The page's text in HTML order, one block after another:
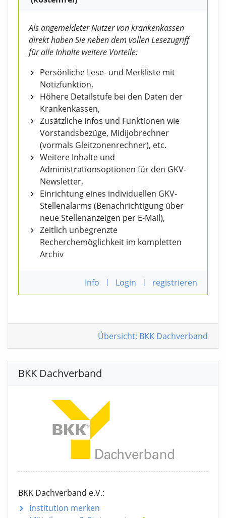
Als angemeldeter Nutzer von krankenkassen
direkt haben Sie neben dem vollen Lesezugriff
für alle Inhalte weitere Vorteile:
Persönliche Lese- und Merkliste mit
Notizfunktion,
Höhere Detailstufe bei den Daten der
Krankenkassen,
Zusätzliche Infos und Funktionen wie
Vorstandsbezüge, Midijobrechner
(vormals Gleitzonenrechner), etc.
Weitere Inhalte und
Administrationsoptionen für den GKV-
Newsletter,
Einrichtung eines individuellen GKV-
Stellenalarms (Benachrichtigung über
neue Stellenanzeigen per E-Mail),
Zeitlich unbegrenzte
Recherchemöglichkeit im kompletten
Archiv
Info | Login | registrieren
Übersicht: BKK Dachverband
BKK Dachverband
BKK Dachverband e.V.:
Institution merken